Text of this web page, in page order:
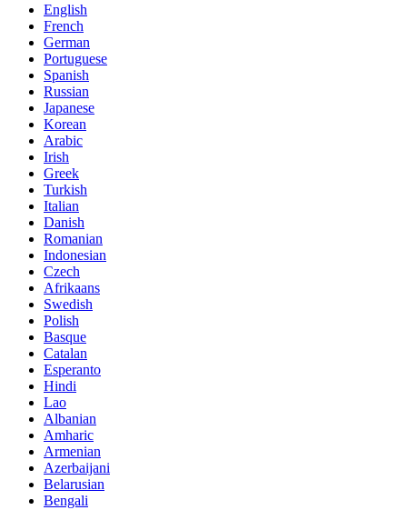
English
French
German
Portuguese
Spanish
Russian
Japanese
Korean
Arabic
Irish
Greek
Turkish
Italian
Danish
Romanian
Indonesian
Czech
Afrikaans
Swedish
Polish
Basque
Catalan
Esperanto
Hindi
Lao
Albanian
Amharic
Armenian
Azerbaijani
Belarusian
Bengali